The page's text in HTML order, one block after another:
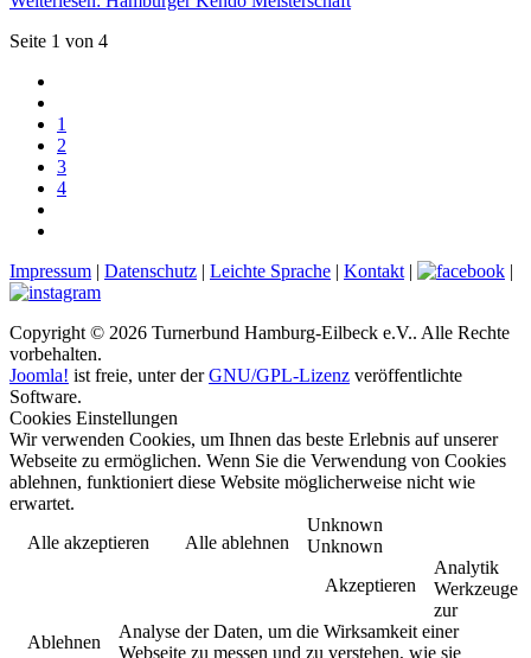
Seite 1 von 4
1
2
3
4
Impressum | Datenschutz | Leichte Sprache | Kontakt | |
Copyright © 2026 Turnerbund Hamburg-Eilbeck e.V.. Alle Rechte
vorbehalten.
Joomla! ist freie, unter derGNU/GPL-Lizenz veröffentlichte
Software.
Cookies Einstellungen
Wir verwenden Cookies, um Ihnen das beste Erlebnis auf unserer
Webseite zu ermöglichen. Wenn Sie die Verwendung von Cookies
ablehnen, funktioniert diese Website möglicherweise nicht wie
erwartet.
Alle akzeptieren
Alle ablehnen
Unknown
Unknown
Akzeptieren
Ablehnen
Analytik
Werkzeuge
zur
Analyse der Daten, um die Wirksamkeit einer
Webseite zu messen und zu verstehen, wie sie